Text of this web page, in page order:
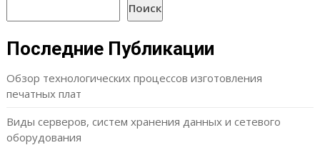
Поиск
Последние Публикации
Обзор технологических процессов изготовления
печатных плат
Виды серверов, систем хранения данных и сетевого
оборудования